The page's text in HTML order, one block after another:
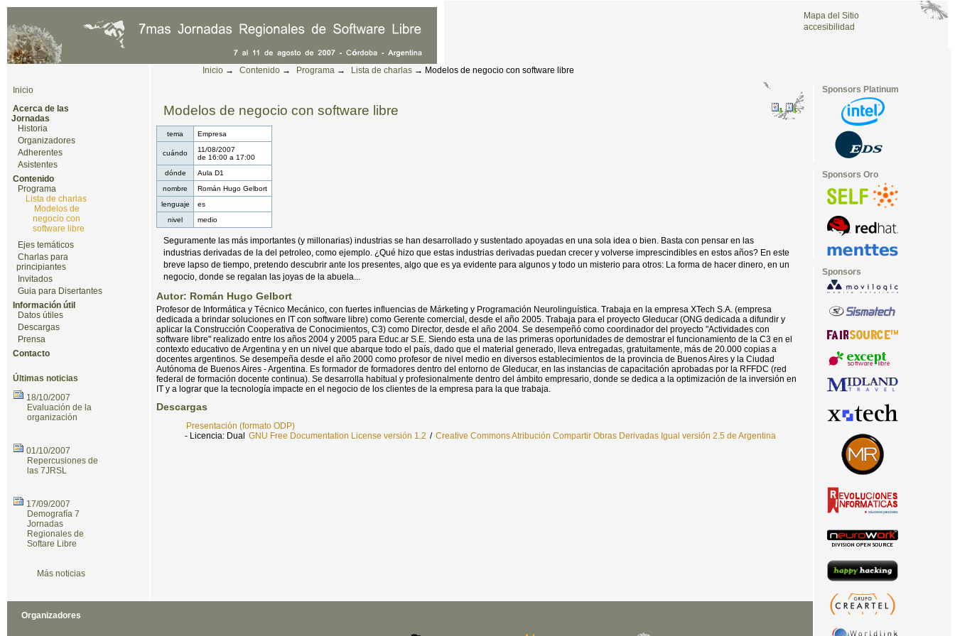
Cambiar a contenido.|Saltar a navegación
Mapa del Sitio
accesibilidad
Herramientas Personales
Inicio → Contenido → Programa → Lista de charlas → Modelos de negocio con software libre
Modelos de negocio con software libre
tema Empresa
cuándo
11/08/2007
de 16:00a 17:00
dónde
Aula D1
nombre
Román Hugo Gelbort
lenguaje
es
nivel
medio
Seguramente las más importantes (y millonarias) industrias se han desarrollado y sustentado apoyadas en una sola idea o bien. Basta con pensar en las
industrias derivadas de la del petroleo, como ejemplo. ¿Qué hizo que estas industrias derivadas puedan crecer y volverse imprescindibles en estos años? En este
breve lapso de tiempo, pretendo descubrir ante los presentes, algo que es ya evidente para algunos y todo un misterio para otros: La forma de hacer dinero, en un
negocio, donde se regalan las joyas de la abuela...
Autor: Román Hugo Gelbort
Profesor de Informática y Técnico Mecánico, con fuertes influencias de Márketing y Programación Neurolinguística. Trabaja en la empresa XTech S.A. (empresa
dedicada a brindar soluciones en IT con software libre) como Gerente comercial, desde el año 2005. Trabaja para el proyecto Gleducar (ONG dedicada a difundir y
aplicar la Construcción Cooperativa de Conocimientos, C3) como Director, desde el año 2004. Se desempeñó como coordinador del proyecto "Actividades con
software libre" realizado entre los años 2004 y 2005 para Educ.ar S.E. Siendo esta una de las primeras oportunidades de demostrar el funcionamiento de la C3 en el
contexto educativo de Argentina y en un nivel que abarque todo el país, dado que el material generado, lleva entregadas, gratuitamente, más de 20.000 copias a
docentes argentinos. Se desempeña desde el año 2000 como profesor de nivel medio en diversos establecimientos de la provincia de Buenos Aires y la Ciudad
Autónoma de Buenos Aires - Argentina. Es formador de formadores dentro del entorno de Gleducar, en las instancias de capacitación aprobadas por la RFFDC (red
federal de formación docente continua). Se desarrolla habitual y profesionalmente dentro del ámbito empresario, donde se dedica a la optimización de la inversión en
IT y a lograr que la tecnología impacte en el negocio de los clientes de la empresa para la que trabaja.
Descargas
Presentación (formato ODP)
- Licencia: Dual GNU Free Documentation License versión 1.2 / Creative Commons Atribución Compartir Obras Derivadas Igual versión 2.5 de Argentina
Inicio
Acerca de las
Jornadas
Historia
Organizadores
Adherentes
Asistentes
Contenido
Programa
Lista de charlas
Modelos de
negocio con
software libre
Ejes temáticos
Charlas para
principiantes
Invitados
Guia para Disertantes
Información útil
Datos útiles
Descargas
Prensa
Contacto
Últimas noticias
18/10/2007
Evaluación de la
organización
01/10/2007
Repercusiones de
las 7JRSL
17/09/2007
Demografía 7
Jornadas
Regionales de
Softare Libre
Más noticias
Sponsors Platinum
Sponsors Oro
Sponsors
Organizadores